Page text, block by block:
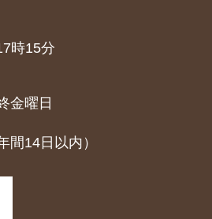
時15分
金曜日
14日以内）